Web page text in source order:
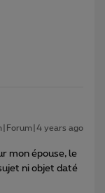
years ago
mon épouse, le
ni objet daté